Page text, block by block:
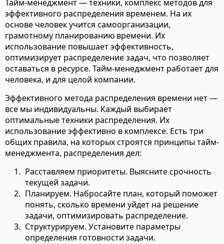
Тайм-менеджмент — техники, комплекс методов для
эффективного распределения временем. На их
основе человек учится самоорганизации,
грамотному планированию времени. Их
использование повышает эффективность,
оптимизирует распределение задач, что позволяет
оставаться в ресурсе. Тайм-менеджмент работает для
человека, и для целой компании.
Эффективного метода распределения времени нет —
все мы индивидуальны. Каждый выбирает
оптимальные техники распределения. Их
использование эффективно в комплексе. Есть три
общих правила, на которых строятся принципы тайм-
менеджмента, распределения дел:
Расставляем приоритеты. Выясните срочность
текущей задачи.
Планируем. Набросайте план, который поможет
понять, сколько времени уйдет на решение
задачи, оптимизировать распределение.
Структурируем. Установите параметры
определения готовности задачи.